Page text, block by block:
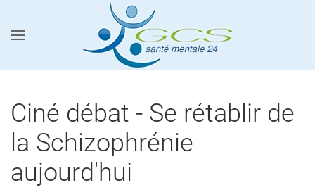
Accéder au contenu principal
Ciné débat - Se rétablir de
la Schizophrénie
aujourd'hui